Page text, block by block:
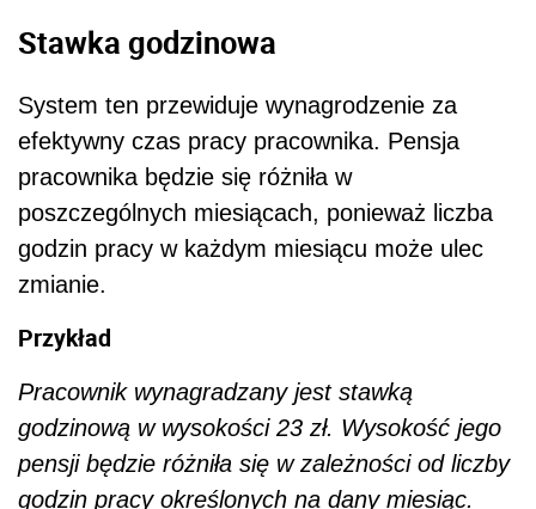
Stawka godzinowa
System ten przewiduje wynagrodzenie za
efektywny czas pracy pracownika. Pensja
pracownika będzie się różniła w
poszczególnych miesiącach, ponieważ liczba
godzin pracy w każdym miesiącu może ulec
zmianie.
Przykład
Pracownik wynagradzany jest stawką
godzinową w wysokości 23 zł. Wysokość jego
pensji będzie różniła się w zależności od liczby
godzin pracy określonych na dany miesiąc.